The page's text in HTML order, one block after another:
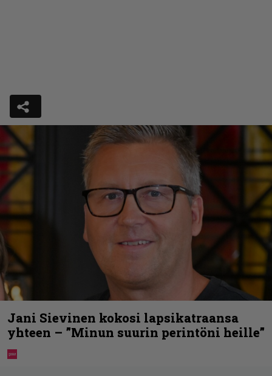
Jani Sievinen kokosi lapsikatraansa
yhteen – ”Minun suurin perintöni heille”